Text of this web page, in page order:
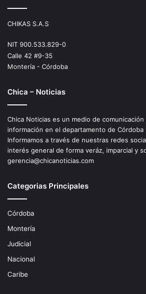
CHIKAS S.A.S
NIT 900.533.829-0
Calle 42 #9-35
Montería - Córdoba
Chica – Noticias
Chica Noticias es un medio de
información en el departamento de Córdoba
Informamos a través de nuestras redes
interés general de forma veráz, imparcial y
gerencia@chicanoticias.com
Categorias Principales
Córdoba
Montería
Judicial
Nacional
Caribe